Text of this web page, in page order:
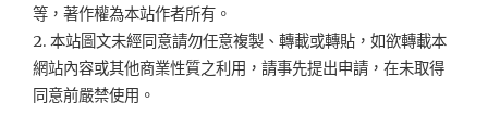
等，著作權為本站作者所有。
2. 本站圖文未經同意請勿任意複製、轉載或轉貼，如欲轉載本
網站內容或其他商業性質之利用，請事先提出申請，在未取得
同意前嚴禁使用。